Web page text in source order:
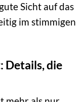
Sicht auf das
im stimmigen
Details, die